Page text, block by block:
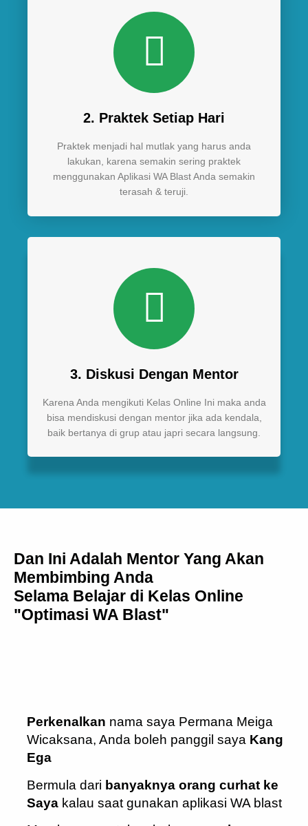
2. Praktek Setiap Hari
Praktek menjadi hal mutlak yang harus anda
lakukan, karena semakin sering praktek
menggunakan Aplikasi WA Blast Anda semakin
terasah & teruji.
3. Diskusi Dengan Mentor
Karena Anda mengikuti Kelas Online Ini maka anda
bisa mendiskusi dengan mentor jika ada kendala,
baik bertanya di grup atau japri secara langsung.
Dan Ini Adalah Mentor Yang Akan
Membimbing Anda
Selama Belajar di Kelas Online
"Optimasi WA Blast"
Perkenalkan nama saya Permana Meiga
Wicaksana, Anda boleh panggil saya Kang
Ega
Bermula dari banyaknya orang curhat ke
Saya kalau saat gunakan aplikasi WA blast